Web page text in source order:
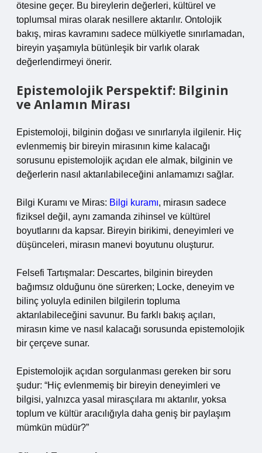
ötesine geçer. Bu bireylerin değerleri, kültürel ve
toplumsal miras olarak nesillere aktarılır. Ontolojik
bakış, miras kavramını sadece mülkiyetle sınırlamadan,
bireyin yaşamıyla bütünleşik bir varlık olarak
değerlendirmeyi önerir.
Epistemolojik Perspektif: Bilginin
ve Anlamın Mirası
Epistemoloji, bilginin doğası ve sınırlarıyla ilgilenir. Hiç
evlenmemiş bir bireyin mirasının kime kalacağı
sorusunu epistemolojik açıdan ele almak, bilginin ve
değerlerin nasıl aktarılabileceğini anlamamızı sağlar.
Bilgi Kuramı ve Miras: Bilgi kuramı, mirasın sadece
fiziksel değil, aynı zamanda zihinsel ve kültürel
boyutlarını da kapsar. Bireyin birikimi, deneyimleri ve
düşünceleri, mirasın manevi boyutunu oluşturur.
Felsefi Tartışmalar: Descartes, bilginin bireyden
bağımsız olduğunu öne sürerken; Locke, deneyim ve
bilinç yoluyla edinilen bilgilerin topluma
aktarılabileceğini savunur. Bu farklı bakış açıları,
mirasın kime ve nasıl kalacağı sorusunda epistemolojik
bir çerçeve sunar.
Epistemolojik açıdan sorgulanması gereken bir soru
şudur: “Hiç evlenmemiş bir bireyin deneyimleri ve
bilgisi, yalnızca yasal mirasçılara mı aktarılır, yoksa
toplum ve kültür aracılığıyla daha geniş bir paylaşım
mümkün müdür?”